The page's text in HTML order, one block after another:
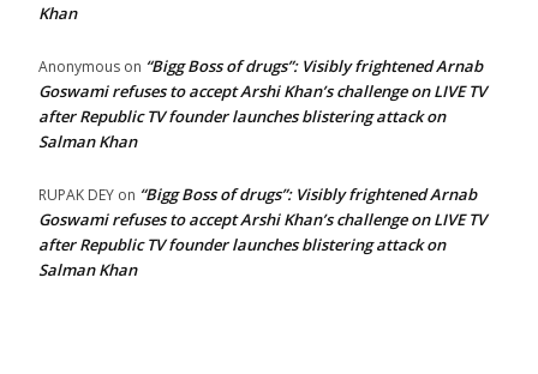
Khan
Anonymous on “Bigg Boss of drugs”: Visibly frightened Arnab
Goswami refuses to accept Arshi Khan’s challenge on LIVE TV
after Republic TV founder launches blistering attack on
Salman Khan
RUPAK DEY on “Bigg Boss of drugs”: Visibly frightened Arnab
Goswami refuses to accept Arshi Khan’s challenge on LIVE TV
after Republic TV founder launches blistering attack on
Salman Khan